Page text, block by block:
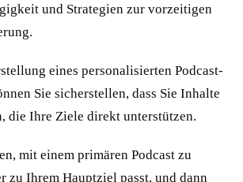
und Strategien zur vorzeitigen
eines personalisierten Podcast-
Sie sicherstellen, dass Sie Inhalte
die Ihre Ziele direkt unterstützen.
mit einem primären Podcast zu
zu Ihrem Hauptziel passt, und dann